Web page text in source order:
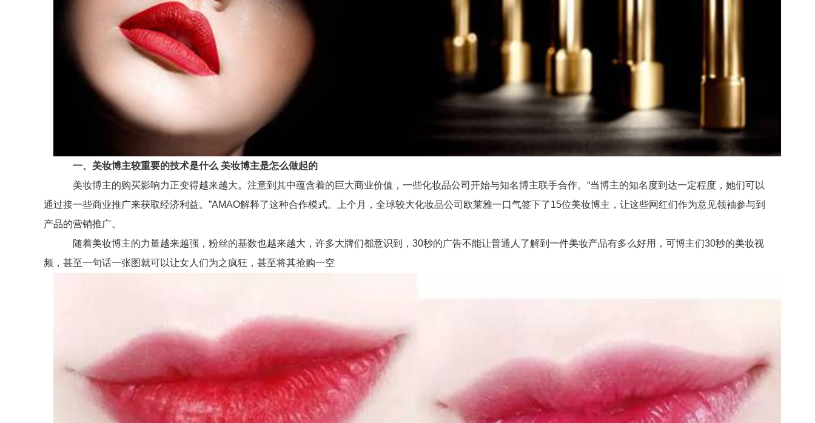
一、美妆博主较重要的技术是什么 美妆博主是怎么做起的
美妆博主的购买影响力正变得越来越大。注意到其中蕴含着的巨大商业价值，一些化妆品公司开始与知名博主联手合作。“当博主的知名度到达一定程度，她们可以
通过接一些商业推广来获取经济利益。”AMAO解释了这种合作模式。上个月，全球较大化妆品公司欧莱雅一口气签下了15位美妆博主，让这些网红们作为意见领袖参与到
产品的营销推广。
随着美妆博主的力量越来越强，粉丝的基数也越来越大，许多大牌们都意识到，30秒的广告不能让普通人了解到一件美妆产品有多么好用，可博主们30秒的美妆视
频，甚至一句话一张图就可以让女人们为之疯狂，甚至将其抢购一空